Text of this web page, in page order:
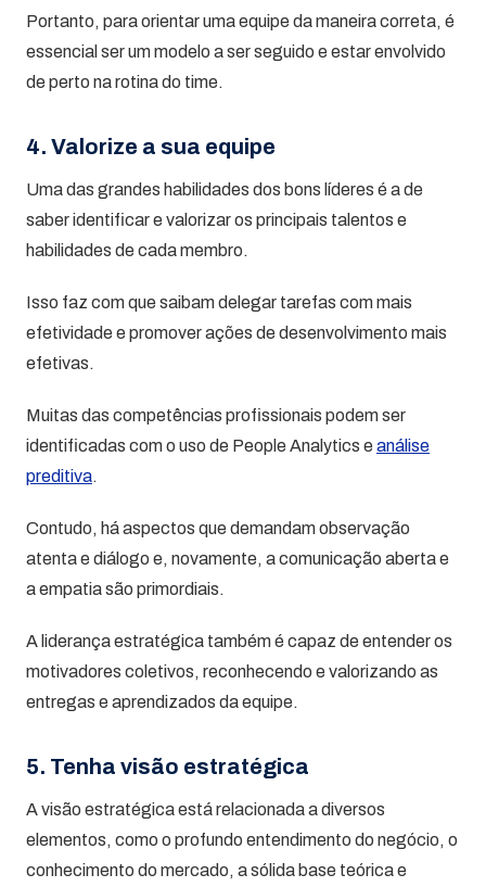
Portanto, para orientar uma equipe da maneira correta, é
essencial ser um modelo a ser seguido e estar envolvido
de perto na rotina do time.
4. Valorize a sua equipe
Uma das grandes habilidades dos bons líderes é a de
saber identificar e valorizar os principais talentos e
habilidades de cada membro.
Isso faz com que saibam delegar tarefas com mais
efetividade e promover ações de desenvolvimento mais
efetivas.
Muitas das competências profissionais podem ser
identificadas com o uso de People Analytics eanálise
preditiva.
Contudo, há aspectos que demandam observação
atenta e diálogo e, novamente, a comunicação aberta e
a empatia são primordiais.
A liderança estratégica também é capaz de entender os
motivadores coletivos, reconhecendo e valorizando as
entregas e aprendizados da equipe.
5. Tenha visão estratégica
A visão estratégica está relacionada a diversos
elementos, como o profundo entendimento do negócio, o
conhecimento do mercado, a sólida base teórica e